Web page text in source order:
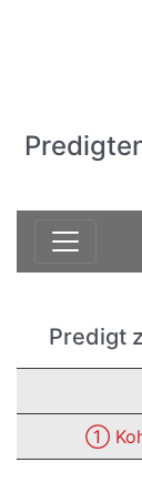
Predigt
①